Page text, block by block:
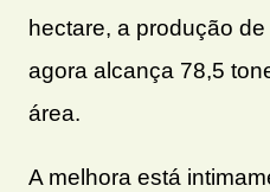
hectare, a produção
agora alcança 78,5
área.
A melhora está